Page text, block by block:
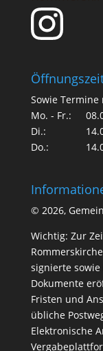
Sowie
Mo. - Fr.:
Di.:
Do.:
© 2026,
Wichtig: Zur
signierte
Dokumente
Fristen und
übliche
Elektronische